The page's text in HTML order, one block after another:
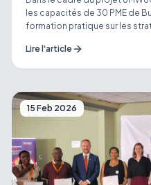
les capacités de 30 PME de
formation pratique sur les
positionner sur le marché,
l’accent sur des outils
burundaises. Parce qu’une bonne idée mérite aussi une bonne
stratégie pour réussir. ✨ *Former aujourd’hui, impacter
Lire l'article
15 Feb 2026